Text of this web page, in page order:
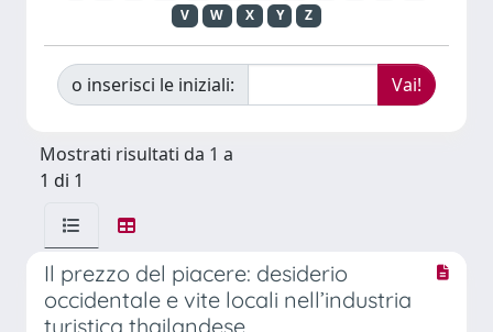
V
W X Y Z
o inserisci le iniziali:
Mostrati risultati da 1 a
1 di 1
Il prezzo del piacere: desiderio
occidentale e vite locali nell’industria
turistica thailandese